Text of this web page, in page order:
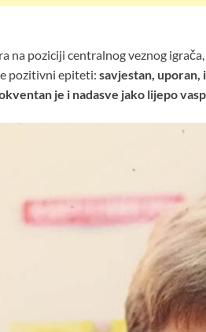
na poziciji centralnog veznog
pozitivni epiteti: savjestan, uporan,
je i nadasve jako lijepo